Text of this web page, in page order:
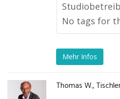
No tags for
Mehr Infos
Thomas W.,